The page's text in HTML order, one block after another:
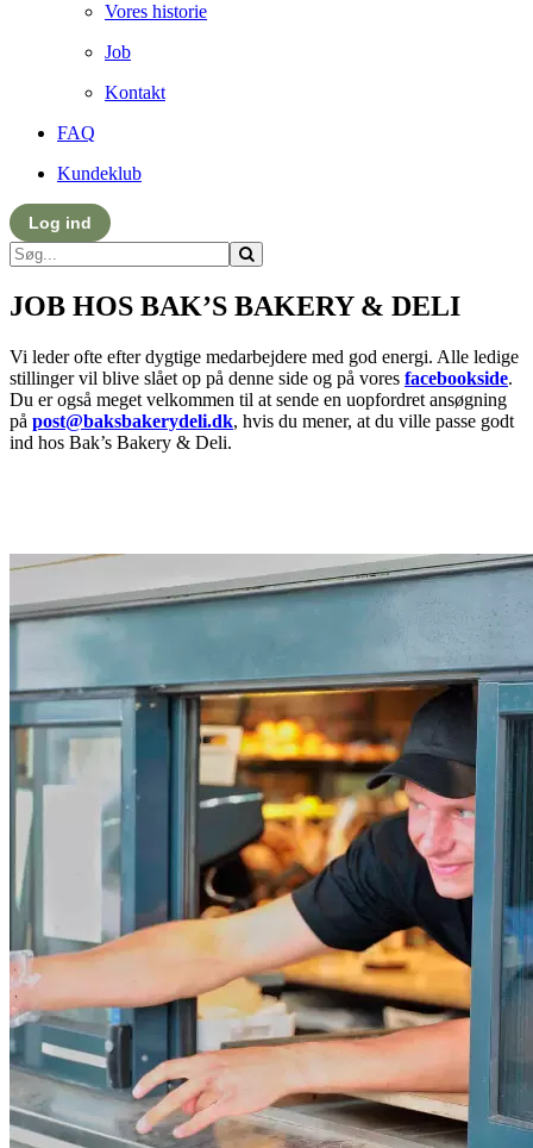
Vores historie
Job
Kontakt
FAQ
Kundeklub
Log ind
JOB HOS BAK’S BAKERY & DELI
Vi leder ofte efter dygtige medarbejdere med god energi. Alle ledige
stillinger vil blive slået op på denne side og på vores facebookside.
Du er også meget velkommen til at sende en uopfordret ansøgning
på post@baksbakerydeli.dk, hvis du mener, at du ville passe godt
ind hos Bak’s Bakery & Deli.